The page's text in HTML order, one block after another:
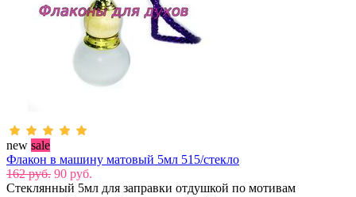
new sale
Флакон в машину матовый 5мл 515/стекло
162 руб. 90 руб.
Стеклянный 5мл для заправки отдушкой по мотивам